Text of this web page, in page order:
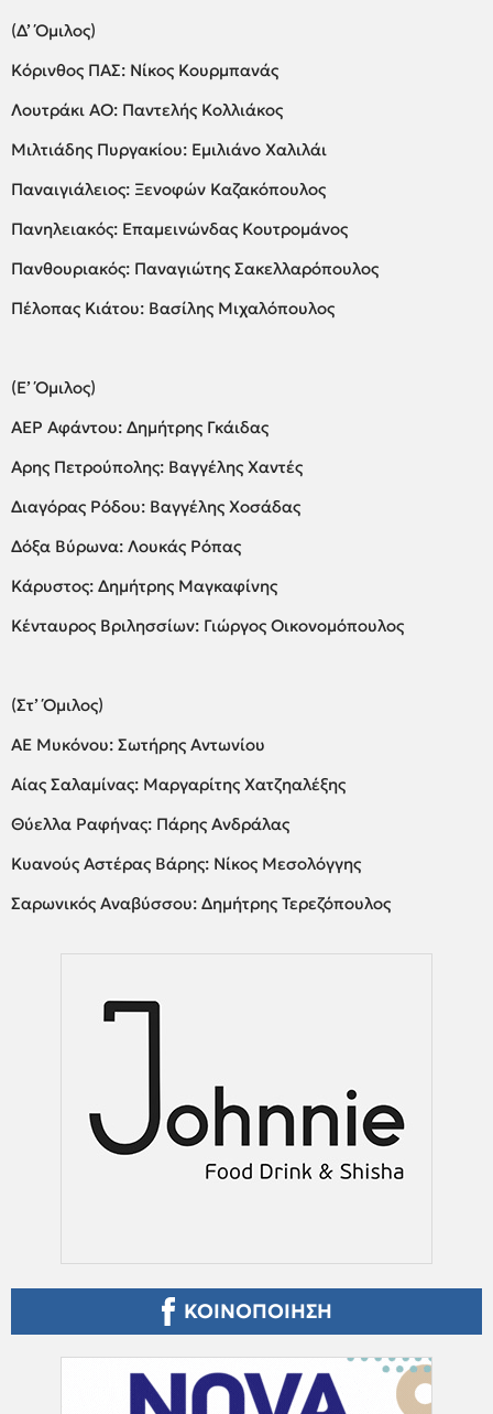
(Δ’ Όμιλος)
Κόρινθος ΠΑΣ: Νίκος Κουρμπανάς
Λουτράκι ΑΟ: Παντελής Κολλιάκος
Μιλτιάδης Πυργακίου: Εμιλιάνο Χαλιλάι
Παναιγιάλειος: Ξενοφών Καζακόπουλος
Πανηλειακός: Επαμεινώνδας Κουτρομάνος
Πανθουριακός: Παναγιώτης Σακελλαρόπουλος
Πέλοπας Κιάτου: Βασίλης Μιχαλόπουλος
(Ε’ Όμιλος)
ΑΕΡ Αφάντου: Δημήτρης Γκάιδας
Αρης Πετρούπολης: Βαγγέλης Χαντές
Διαγόρας Ρόδου: Βαγγέλης Χοσάδας
Δόξα Βύρωνα: Λουκάς Ρόπας
Κάρυστος: Δημήτρης Μαγκαφίνης
Κένταυρος Βριλησσίων: Γιώργος Οικονομόπουλος
(Στ’ Όμιλος)
ΑΕ Μυκόνου: Σωτήρης Αντωνίου
Αίας Σαλαμίνας: Μαργαρίτης Χατζηαλέξης
Θύελλα Ραφήνας: Πάρης Ανδράλας
Κυανούς Αστέρας Βάρης: Νίκος Μεσολόγγης
Σαρωνικός Αναβύσσου: Δημήτρης Τερεζόπουλος
ΚΟΙΝΟΠΟΙΗΣΗ